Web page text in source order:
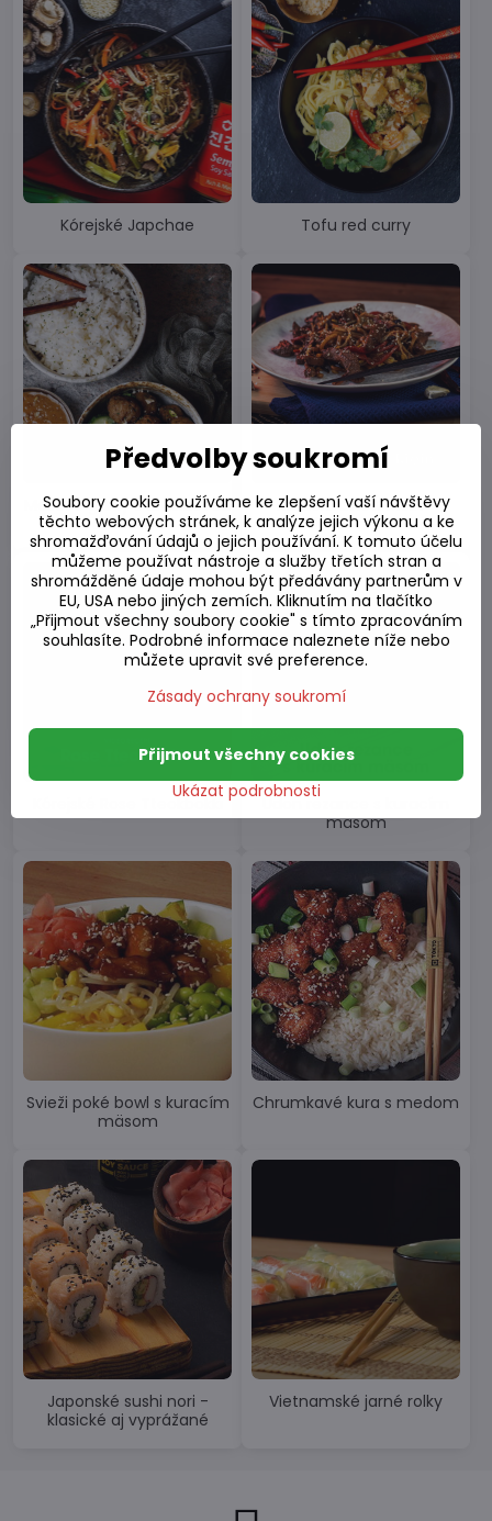
Kórejské Japchae Tofu red curry
Mäsové guľky s arašidovou
omáčkou
Kuracie Chow Mein -
Symfónia na tanieri.
mäsom
Svieži poké bowl s kuracím
mäsom
Chrumkavé kura s medom
Japonské sushi nori -
klasické aj vyprážané
Vietnamské jarné rolky
Předvolby soukromí
Soubory cookie používáme ke zlepšení vaší návštěvy
těchto webových stránek, k analýze jejich výkonu a ke
shromažďování údajů o jejich používání. K tomuto účelu
můžeme používat nástroje a služby třetích stran a
shromážděné údaje mohou být předávány partnerům v
EU, USA nebo jiných zemích. Kliknutím na tlačítko
„Přijmout všechny soubory cookie" s tímto zpracováním
souhlasíte. Podrobné informace naleznete níže nebo
můžete upravit své preference.
Zásady ochrany soukromí
Ukázat podrobnosti
Přijmout všechny cookies